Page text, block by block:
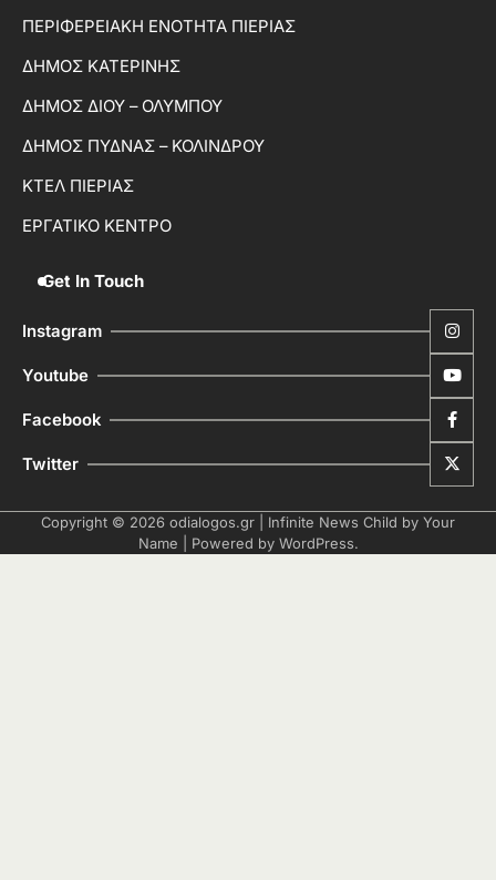
ΠΕΡΙΦΕΡΕΙΑΚΗ ΕΝΟΤΗΤΑ ΠΙΕΡΙΑΣ
ΔΗΜΟΣ ΚΑΤΕΡΙΝΗΣ
ΔΗΜΟΣ ΔΙΟΥ – ΟΛΥΜΠΟΥ
ΔΗΜΟΣ ΠΥΔΝΑΣ – ΚΟΛΙΝΔΡΟΥ
ΚΤΕΛ ΠΙΕΡΙΑΣ
ΕΡΓΑΤΙΚΟ ΚΕΝΤΡΟ
Get In Touch
Instagram
Youtube
Facebook
Twitter
Copyright © 2026 odialogos.gr | Infinite News Child by Your
Name | Powered by WordPress.